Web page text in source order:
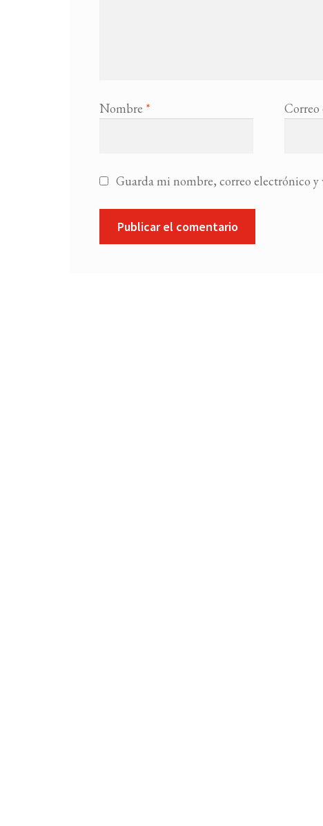
Nombre * Correo
Guarda mi nombre, correo electrónico y